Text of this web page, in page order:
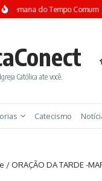
semana do Tempo Comum
Católica ate você.
Catecismo
/ORAÇÃO DA TARDE -